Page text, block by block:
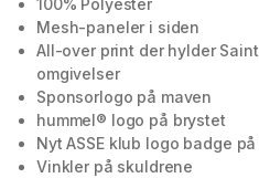
100% Polyester
Mesh-paneler i siden
All-over print der hylder
omgivelser
Sponsorlogo på maven
hummel® logo på brystet
Nyt ASSE klub logo badge
Vinkler på skuldrene